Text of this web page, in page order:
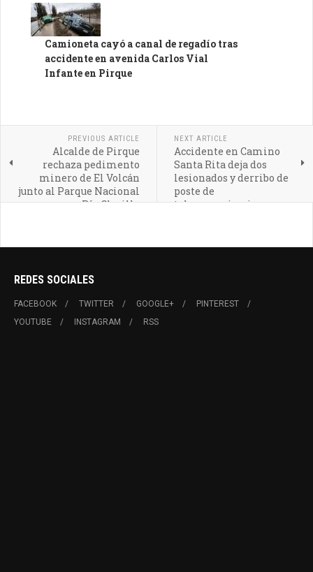
Camioneta cayó a canal de regadío tras
accidente en avenida Carlos Vial
Infante en Pirque
PREVIOUS ARTICLE
Alcalde de Pirque
rechaza pedimento
minero de El Volcán
junto al Parque Nacional
Río Clarillo
NEXT ARTICLE
Accidente en Camino
Santa Rita deja dos
lesionados y derribo de
poste de
telecomunicaciones en
REDES SOCIALES
FACEBOOK TWITTER GOOGLE+
PINTEREST
YOUTUBE
INSTAGRAM RSS